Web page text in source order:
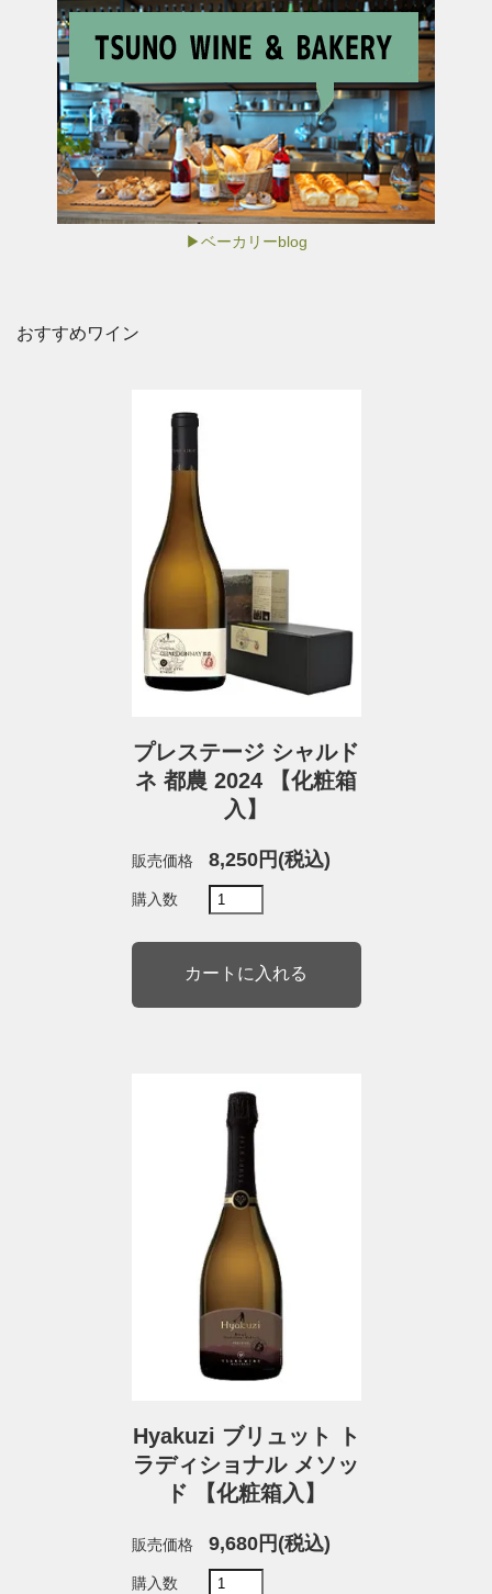
▶ベーカリーblog
おすすめワイン
プレステージ シャルド
ネ 都農 2024 【化粧箱
入】
販売価格 8,250円(税込)
購入数
Hyakuzi ブリュット ト
ラディショナル メソッ
ド 【化粧箱入】
販売価格 9,680円(税込)
購入数